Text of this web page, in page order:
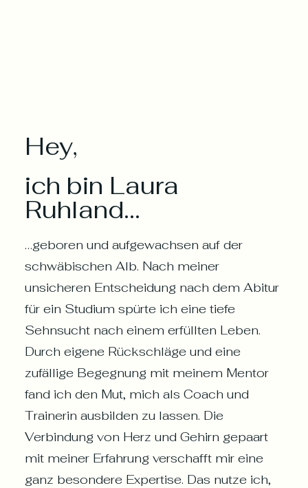
Hey,
ich bin Laura
Ruhland...
…geboren und aufgewachsen auf der
schwäbischen Alb. Nach meiner
unsicheren Entscheidung nach dem Abitur
für ein Studium spürte ich eine tiefe
Sehnsucht nach einem erfüllten Leben.
Durch eigene Rückschläge und eine
zufällige Begegnung mit meinem Mentor
fand ich den Mut, mich als Coach und
Trainerin ausbilden zu lassen. Die
Verbindung von Herz und Gehirn gepaart
mit meiner Erfahrung verschafft mir eine
ganz besondere Expertise. Das nutze ich,